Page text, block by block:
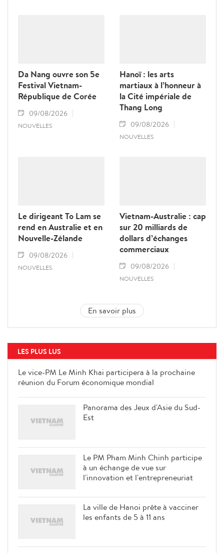
Da Nang ouvre son 5e
Festival Vietnam-
République de Corée
09/08/2026
NOUVELLES
Hanoï : les arts
martiaux à l’honneur à
la Cité impériale de
Thang Long
09/08/2026
NOUVELLES
Le dirigeant To Lam se
rend en Australie et en
Nouvelle-Zélande
09/08/2026
NOUVELLES
Vietnam-Australie : cap
sur 20 milliards de
dollars d’échanges
commerciaux
09/08/2026
NOUVELLES
En savoir plus
LES PLUS LUS
Le vice-PM Le Minh Khai
participera à la prochaine réunion
Le PM Pham Minh Chinh participe
à un échange de vue sur
l'innovation et l'entrepreneuriat